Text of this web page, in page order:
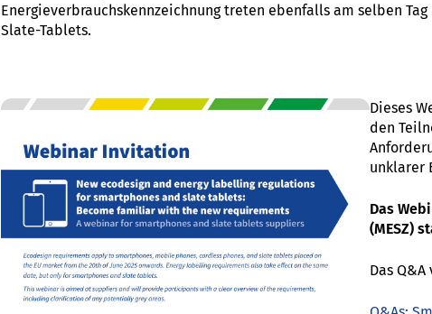
Energieverbrauchskennzeichnung treten ebenfalls am selben
Slate-Tablets.
Dieses
den
unklarer
Das
(MESZ)
Das